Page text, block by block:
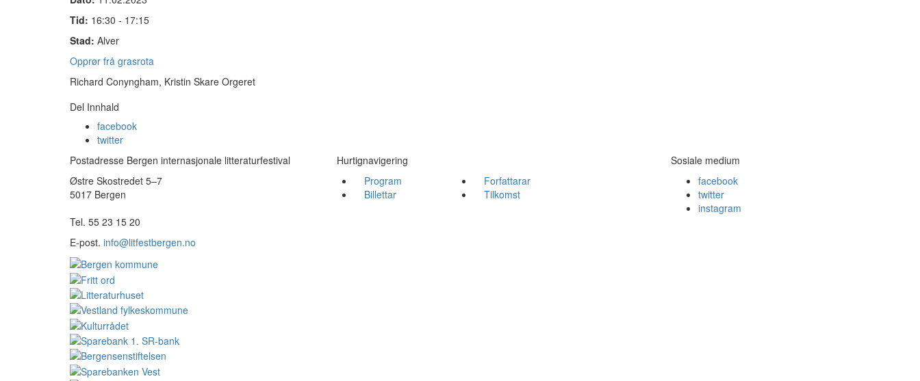
Tid: 16:30 - 17:15
Stad: Alver
Opprør frå grasrota
Richard Conyngham, Kristin Skare Orgeret
Del Innhald
facebook
twitter
Postadresse Bergen internasjonale litteraturfestival
Østre Skostredet 5–7
5017 Bergen
Tel. 55 23 15 20
E-post. info@litfestbergen.no
Hurtignavigering
Program
Forfattarar
Billettar
Tilkomst
Sosiale medium
facebook
twitter
instagram